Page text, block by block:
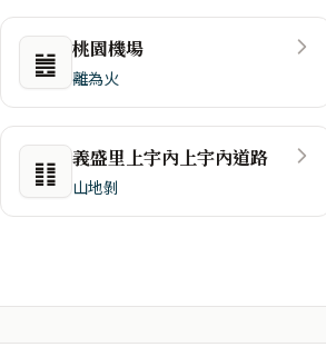
䷰ 桃園機場
離為火
䷁ 義盛里上宇內上宇內道路
山地剝